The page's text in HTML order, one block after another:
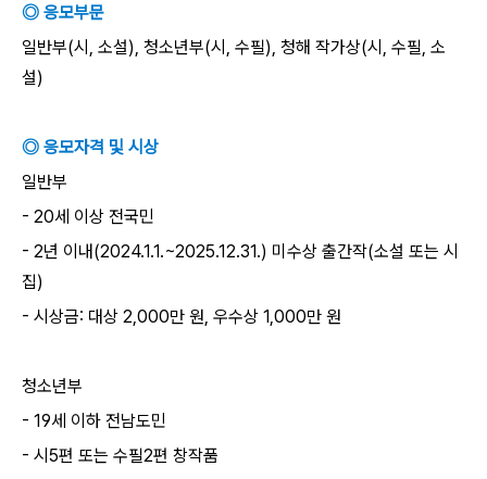
◎ 응모부문
일반부(시, 소설), 청소년부(시, 수필), 청해 작가상(시, 수필, 소
설)
◎ 응모자격 및 시상
일반부
- 20세 이상 전국민
- 2년 이내(2024.1.1.~2025.12.31.) 미수상 출간작(소설 또는 시
집)
- 시상금: 대상 2,000만 원, 우수상 1,000만 원
청소년부
- 19세 이하 전남도민
- 시5편 또는 수필2편 창작품